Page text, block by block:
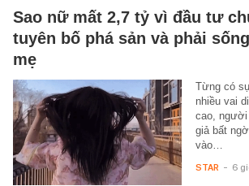
Sao nữ mất 2,7 tỷ vì đầu tư
tuyên bố phá sản và phải
mẹ
Từng có
nhiều vai
cao, người
giả bất
vào…
STAR - 6